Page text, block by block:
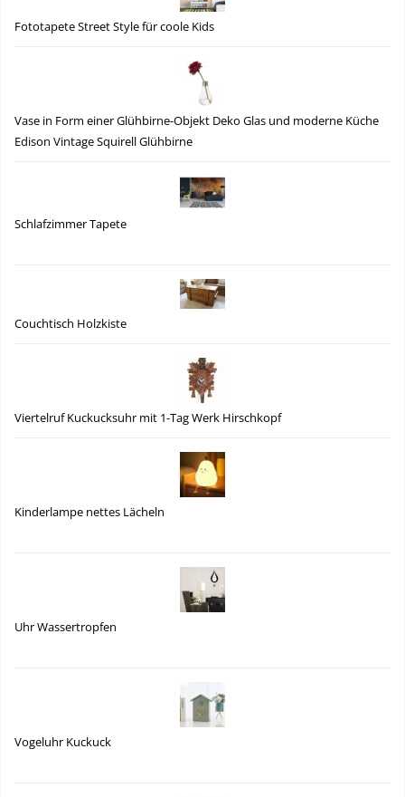
Fototapete Street Style für coole Kids
Vase in Form einer Glühbirne-Objekt Deko Glas und moderne Küche
Edison Vintage Squirell Glühbirne
Schlafzimmer Tapete
Couchtisch Holzkiste
Viertelruf Kuckucksuhr mit 1-Tag Werk Hirschkopf
Kinderlampe nettes Lächeln
Uhr Wassertropfen
Vogeluhr Kuckuck